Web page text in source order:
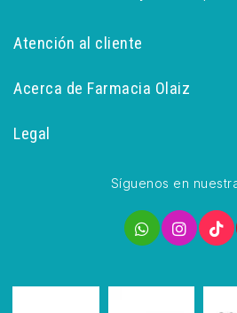
Atención al cliente
Acerca de Farmacia Olaiz
Legal
Síguenos en